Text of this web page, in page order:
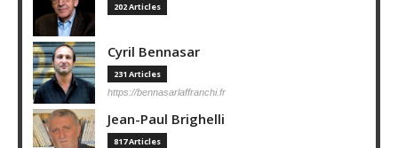
202 Articles
Cyril Bennasar
231 Articles
https://bennasarlaffranchi.fr
Jean-Paul Brighelli
817 Articles